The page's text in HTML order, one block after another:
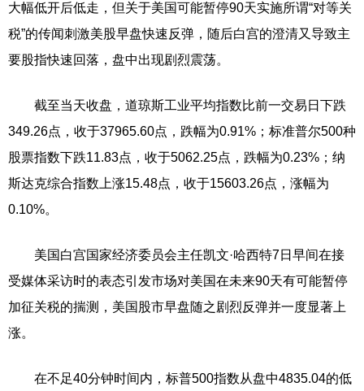
大幅低开后低走，但关于美国可能暂停90天实施所谓“对等关
税”的传闻刺激美股早盘快速反弹，随后白宫的澄清又导致主
要股指快速回落，盘中出现剧烈震荡。
截至当天收盘，道琼斯工业平均指数比前一交易日下跌
349.26点，收于37965.60点，跌幅为0.91%；标准普尔500种
股票指数下跌11.83点，收于5062.25点，跌幅为0.23%；纳
斯达克综合指数上涨15.48点，收于15603.26点，涨幅为
0.10%。
美国白宫国家经济委员会主任凯文·哈西特7日早间在接
受媒体采访时的表态引发市场对美国在未来90天有可能暂停
加征关税的揣测，美国股市早盘随之剧烈反弹并一度显著上
涨。
在不足40分钟时间内，标普500指数从盘中4835.04的低